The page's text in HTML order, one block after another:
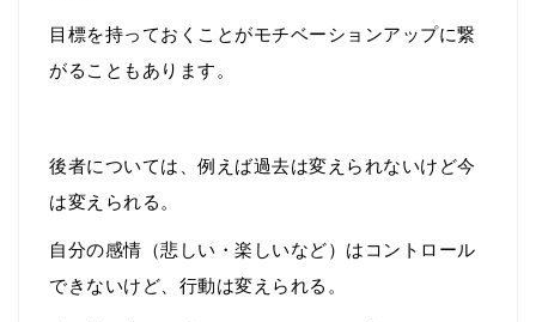
目標を持っておくことがモチベーションアップに繋
がることもあります。
後者については、例えば過去は変えられないけど今
は変えられる。
自分の感情（悲しい・楽しいなど）はコントロール
できないけど、行動は変えられる。